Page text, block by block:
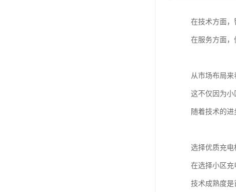
在技术方面，
在服务方面，
从市场布局来
这不仅因为小
随着技术的
选择优质充
在选择小区充
技术成熟度是